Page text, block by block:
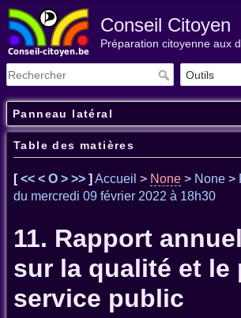
Conseil Citoyen
Préparation citoyenne aux
Panneau latéral
Table des matières
[<< < O > >> ] Accueil > None > None >
du mercredi 09 février 2022 à 18h30
11. Rapport
sur la qualité et le
service public